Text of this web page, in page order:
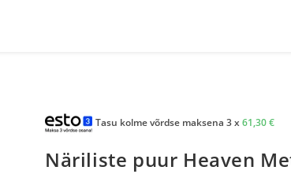
Tasu kolme võrdse maksena 3 x61,30€
Näriliste puur Heaven